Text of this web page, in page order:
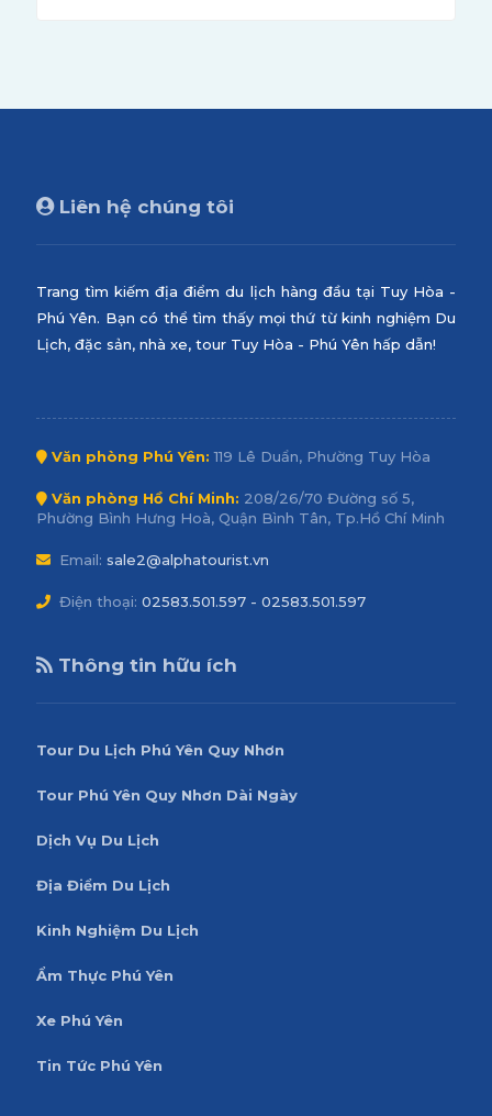
Liên hệ chúng tôi
Trang tìm kiếm địa điểm du lịch hàng đầu tại Tuy Hòa -
Phú Yên. Bạn có thể tìm thấy mọi thứ từ kinh nghiệm Du
Lịch, đặc sản, nhà xe, tour Tuy Hòa - Phú Yên hấp dẫn!
Văn phòng Phú Yên: 119 Lê Duẩn, Phường Tuy Hòa
Văn phòng Hồ Chí Minh: 208/26/70 Đường số 5,
Phường Bình Hưng Hoà, Quận Bình Tân, Tp.Hồ Chí Minh
Email: sale2@alphatourist.vn
Điện thoại: 02583.501.597 - 02583.501.597
Thông tin hữu ích
Tour Du Lịch Phú Yên Quy Nhơn
Tour Phú Yên Quy Nhơn Dài Ngày
Dịch Vụ Du Lịch
Địa Điểm Du Lịch
Kinh Nghiệm Du Lịch
Ẩm Thực Phú Yên
Xe Phú Yên
Tin Tức Phú Yên